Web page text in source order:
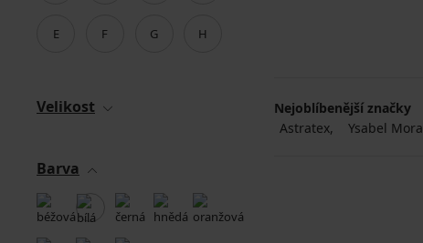
E F G H
Velikost
Barva
Nejoblíbenější značky
Astratex
Ysabel Mora